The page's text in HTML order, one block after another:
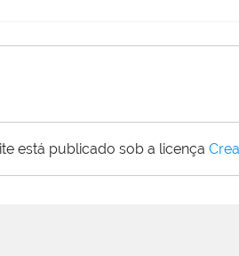
está publicado sob a licença